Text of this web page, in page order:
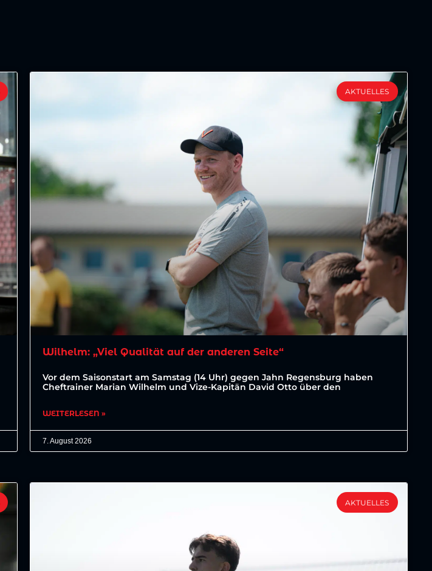
AKTUELLES
Wilhelm: „Viel Qualität auf der anderen Seite“
Vor dem Saisonstart am Samstag (14 Uhr) gegen Jahn Regensburg haben
Cheftrainer Marian Wilhelm und Vize-Kapitän David Otto über den
WEITERLESEN »
7. August 2026
AKTUELLES